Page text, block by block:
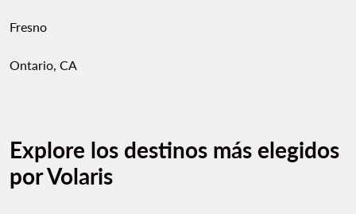
Fresno
Ontario, CA
Explore los destinos más elegidos
por Volaris